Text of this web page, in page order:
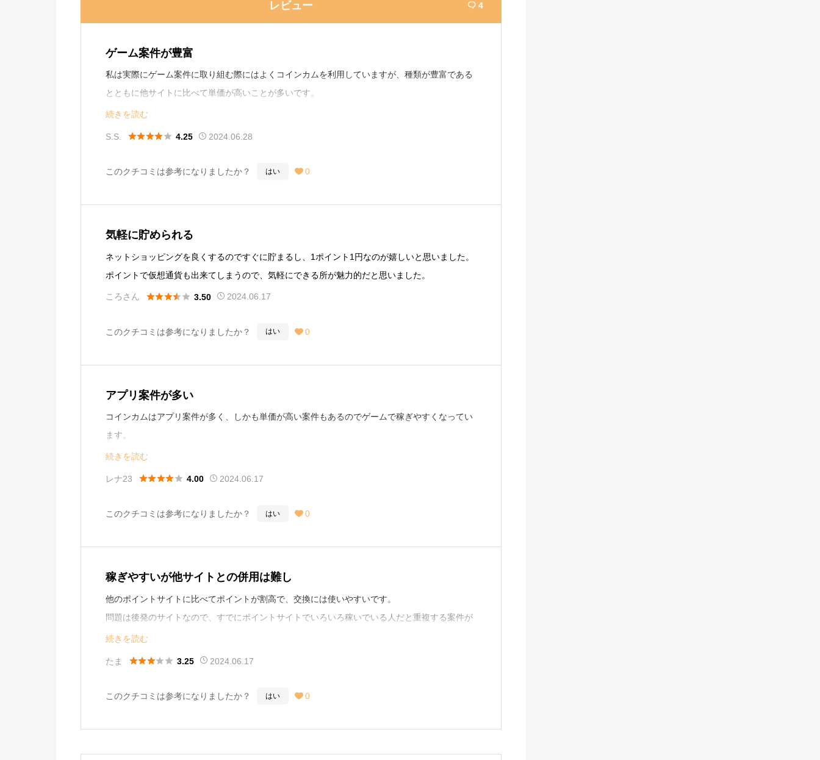
レビュー  4
ゲーム案件が豊富
私は実際にゲーム案件に取り組む際にはよくコインカムを利用していますが、種類が豊富である
とともに他サイトに比べて単価が高いことが多いです。
また、期間限定で報酬額が上がったりもするので比較的お得に稼げることが多いと思います。
続きを読む
S.S.  4.25 2024.06.28
このクチコミは参考になりましたか？ はい  0
気軽に貯められる
ネットショッピングを良くするのですぐに貯まるし、1ポイント1円なのが嬉しいと思いました。
ポイントで仮想通貨も出来てしまうので、気軽にできる所が魅力的だと思いました。
ころさん  3.50 2024.06.17
このクチコミは参考になりましたか？ はい  0
アプリ案件が多い
コインカムはアプリ案件が多く、しかも単価が高い案件もあるのでゲームで稼ぎやすくなってい
ます。
また、アプリ保証制度もあるので助かります。
続きを読む
レナ23  4.00 2024.06.17
このクチコミは参考になりましたか？ はい  0
稼ぎやすいが他サイトとの併用は難し
他のポイントサイトに比べてポイントが割高で、交換には使いやすいです。
問題は後発のサイトなので、すでにポイントサイトでいろいろ稼いでいる人だと重複する案件が
多いことです。
大きなところだと成城石井でしょうか。
す。
続きを読む
たま  3.25 2024.06.17
このクチコミは参考になりましたか？ はい  0